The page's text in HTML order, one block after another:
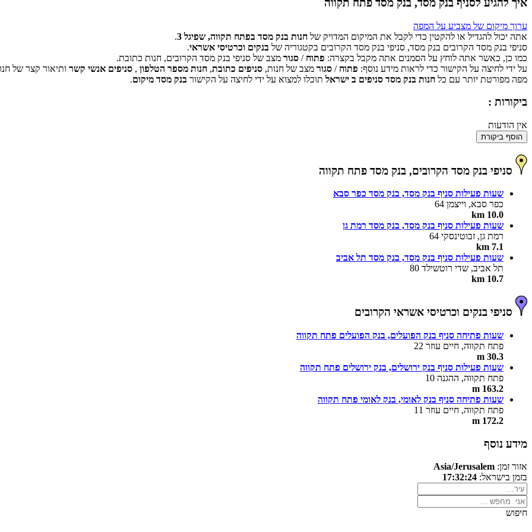
איך להגיע לסניף בנק מסד, בנק מסד פתח תקווה
‏דף זה לא יכול לטעון את מפות Google כראוי.
האם האתר הזה בבעלותך?
ערוך מיקום של מצביע על המפה
אתה יכול להגדיל או להקטין כדי לקבל את המיקום המדויק של חנות בנק מסד בפתח תקווה, שפיגל 3
.
סניפי בנק מסד הקרובים בנק מסד, סניפי בנק מסד הקרובים בקטגוריה של בנקים וכרטיסי אשראי.
כמו כן, כאשר אתה לוחץ על הסמנים אתה מקבל בקצרה: פתוח / סגור מצב של סניפי בנק מסד הקרובים, חנות כתובת.
על ידי לחיצה על הקישור כדי לראות מידע נוסף: פתוח / סגור מצב של חנות, סניפים כתובת, חנות מספר הטלפון , סניפים אנשי קשר ותיאור קצר של
מפה מפורטת יותר עם כל חנות בנק מסד סניפים ב ישראל תוכלו למצוא על ידי לחיצה על הקישור בנק מסד מיקום.
ביקורות :
אין הודעות
הוסף ביקורת
סניפי בנק מסד הקרובים, בנק מסד פתח תקווה
שעות פעילות סניף בנק מסד, בנק מסד כפר סבא
כפר סבא, וייצמן 64
10.0 km
שעות פעילות סניף בנק מסד, בנק מסד רמת גן
רמת גן, זבוטינסקי 64
7.1 km
שעות פעילות סניף בנק מסד, בנק מסד תל אביב
תל אביב, שדי רוטשילד 80
10.7 km
סניפי בנקים וכרטיסי אשראי הקרובים
שעות פתיחה סניף בנק הפועלים, בנק הפועלים פתח תקווה
פתח תקווה, חיים עוזר 22
30.3 m
שעות פעילות סניף בנק ירושלים, בנק ירושלים פתח תקווה
פתח תקווה, ההגנה 10
163.2 m
שעות פתיחה סניף בנק לאומי, בנק לאומי פתח תקווה
פתח תקווה, חיים עוזר 11
172.2 m
מידע נוסף
אזור זמן: Asia/Jerusalem
בזמן בישראל: 17:32:24
חיפוש